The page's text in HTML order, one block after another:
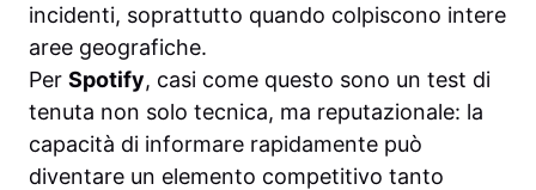
incidenti, soprattutto quando colpiscono intere
aree geografiche.
Per Spotify, casi come questo sono un test di
tenuta non solo tecnica, ma reputazionale: la
capacità di informare rapidamente può
diventare un elemento competitivo tanto